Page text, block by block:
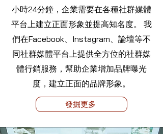
小時24分鐘，企業需要在各種社群媒體
平台上建立正面形象並提高知名度。 我
們在Facebook、Instagram、論壇等不
同社群媒體平台上提供全方位的社群媒
體行銷服務，幫助企業增加品牌曝光
度，建立正面的品牌形象。
發掘更多